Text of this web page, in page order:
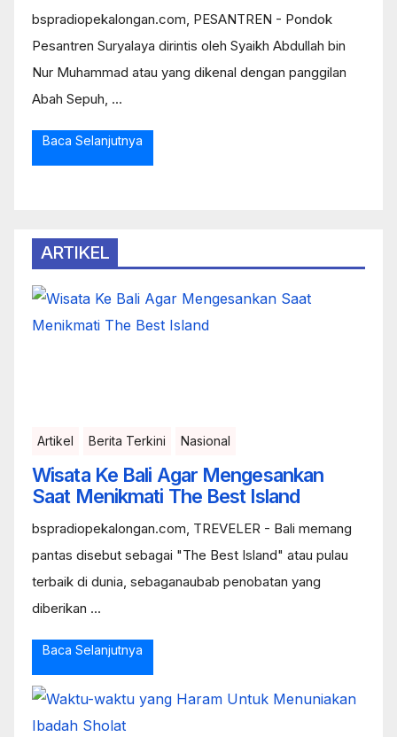
bspradiopekalongan.com, PESANTREN - Pondok
Pesantren Suryalaya dirintis oleh Syaikh Abdullah bin
Nur Muhammad atau yang dikenal dengan panggilan
Abah Sepuh, ...
Baca Selanjutnya
ARTIKEL
Artikel Berita Terkini Nasional
Wisata Ke Bali Agar Mengesankan
Saat Menikmati The Best Island
bspradiopekalongan.com, TREVELER - Bali memang
pantas disebut sebagai "The Best Island" atau pulau
terbaik di dunia, sebaganaubab penobatan yang
diberikan ...
Baca Selanjutnya